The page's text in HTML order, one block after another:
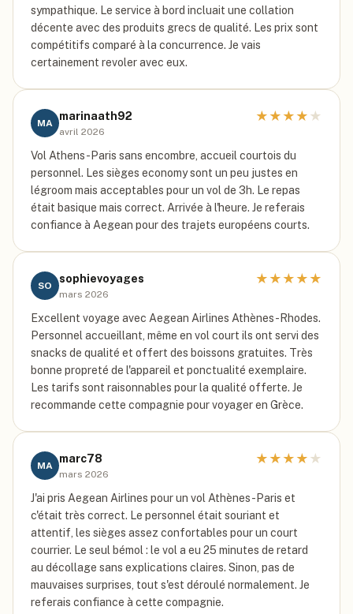
sympathique. Le service à bord incluait une collation
décente avec des produits grecs de qualité. Les prix sont
compétitifs comparé à la concurrence. Je vais
certainement revoler avec eux.
MA
marinaath92
avril 2026
★ ★ ★ ★ ★
Vol Athens-Paris sans encombre, accueil courtois du
personnel. Les sièges economy sont un peu justes en
légroom mais acceptables pour un vol de 3h. Le repas
était basique mais correct. Arrivée à l'heure. Je referais
confiance à Aegean pour des trajets européens courts.
SO
sophievoyages
mars 2026
★ ★ ★ ★ ★
Excellent voyage avec Aegean Airlines Athènes-Rhodes.
Personnel accueillant, même en vol court ils ont servi des
snacks de qualité et offert des boissons gratuites. Très
bonne propreté de l'appareil et ponctualité exemplaire.
Les tarifs sont raisonnables pour la qualité offerte. Je
recommande cette compagnie pour voyager en Grèce.
MA
marc78
mars 2026
★ ★ ★ ★ ★
J'ai pris Aegean Airlines pour un vol Athènes-Paris et
c'était très correct. Le personnel était souriant et
attentif, les sièges assez confortables pour un court
courrier. Le seul bémol : le vol a eu 25 minutes de retard
au décollage sans explications claires. Sinon, pas de
mauvaises surprises, tout s'est déroulé normalement. Je
referais confiance à cette compagnie.